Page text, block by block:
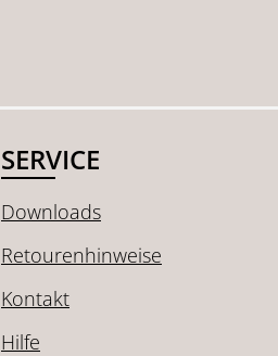
SERVICE
Downloads
Retourenhinweise
Kontakt
Hilfe